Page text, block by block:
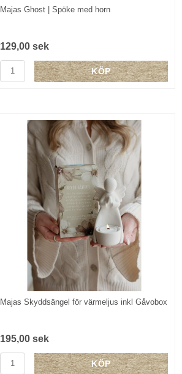
Majas Ghost | Spöke med horn
129,00 sek
KÖP
Majas Skyddsängel för värmeljus inkl Gåvobox
195,00 sek
KÖP